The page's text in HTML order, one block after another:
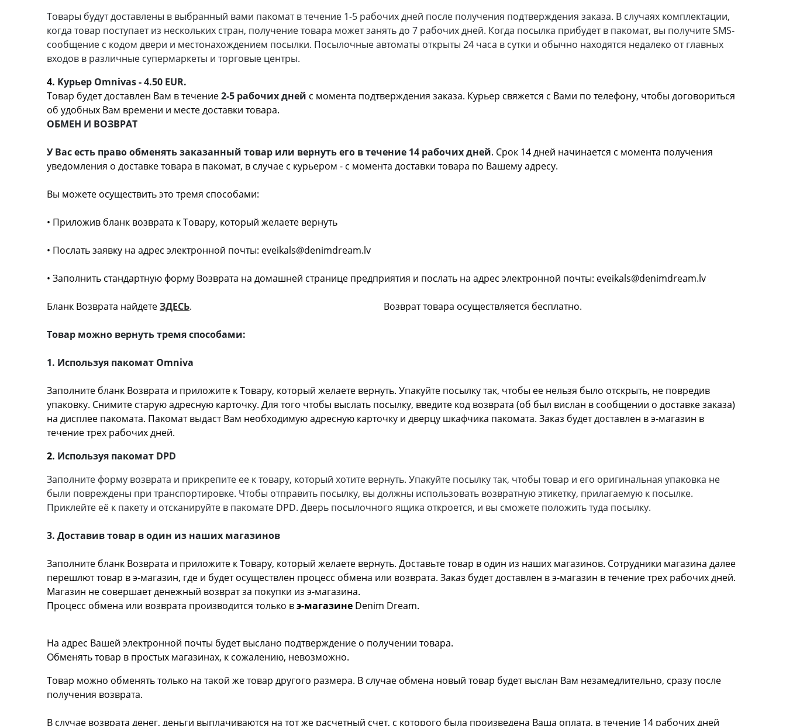
Товары будут доставлены в выбранный вами пакомат в течение 1-5 рабочих дней после получения подтверждения заказа. В случаях комплектации,
когда товар поступает из нескольких стран, получение товара может занять до 7 рабочих дней. Когда посылка прибудет в пакомат, вы получите SMS-
сообщение с кодом двери и местонахождением посылки. Посылочные автоматы открыты 24 часа в сутки и обычно находятся недалеко от главных
входов в различные супермаркеты и торговые центры.
4. Kурьер Omnivas - 4.50 EUR.
Товар будет доставлен Вам в течение2-5 рабочих дней с момента подтверждения заказа. Курьер свяжется с Вами по телефону, чтобы договориться
об удобных Вам времени и месте доставки товара.
ОБМЕН И ВОЗВРАТ
У Вас есть право обменять заказанный товар или вернуть его в течение 14 рабочих дней. Срок 14 дней начинается с момента получения
уведомления о доставке товара в пакомат, в случае с курьером - с момента доставки товара по Вашему адресу.
Вы можете осуществить это тремя способами:
• Приложив бланк возврата к Товару, который желаете вернуть
• Послать заявку на адрес электронной почты: eveikals@denimdream.lv
• Заполнить стандартную форму Возврата на домашней странице предприятия и послать на адрес электронной почты: eveikals@denimdream.lv
Бланк Возврата найдетеЗДЕСЬ. Возврат товара осуществляется бесплатно.
Товар можно вернуть тремя способами:
1. Используя пакомат Omniva
Заполните бланк Возврата и приложите к Товару, который желаете вернуть. Упакуйте посылку так, чтобы ее нельзя было отскрыть, не повредив
упаковку. Снимите старую адресную карточку. Для того чтобы выслать посылку, введите код возврата (об был вислан в сообщении о доставке заказа)
на дисплее пакомата. Пакомат выдаст Вам необходимую адресную карточку и дверцу шкафчика пакомата. Заказ будет доставлен в э-магазин в
течение трех рабочих дней.
2. Используя пакомат DPD
Заполните форму возврата и прикрепите ее к товару, который хотите вернуть. Упакуйте посылку так, чтобы товар и его оригинальная упаковка не
были повреждены при транспортировке. Чтобы отправить посылку, вы должны использовать возвратную этикетку, прилагаемую к посылке.
Приклейте её к пакету и отсканируйте в пакомате DPD. Дверь посылочного ящика откроется, и вы сможете положить туда посылку.
3. Доставив товар в один из наших магазинов
Заполните бланк Возврата и приложите к Товару, который желаете вернуть. Доставьте товар в один из наших магазинов. Сотрудники магазина далее
перешлют товар в э-магазин, где и будет осуществлен процесс обмена или возврата. Заказ будет доставлен в э-магазин в течение трех рабочих дней.
Магазин не совершает денежный возврат за покупки из э-магазина.
Процесс обмена или возврата производится только вэ-магазине Denim Dream.
На адрес Вашей электронной почты будет выслано подтверждение о получении товара.
Обменять товар в простых магазинах, к сожалению, невозможно.
Товар можно обменять только на такой же товар другого размера. В случае обмена новый товар будет выслан Вам незамедлительно, сразу после
получения возврата.
В случае возврата денег, деньги выплачиваются на тот же расчетный счет, с которого была произведена Ваша оплата, в течение 14 рабочих дней